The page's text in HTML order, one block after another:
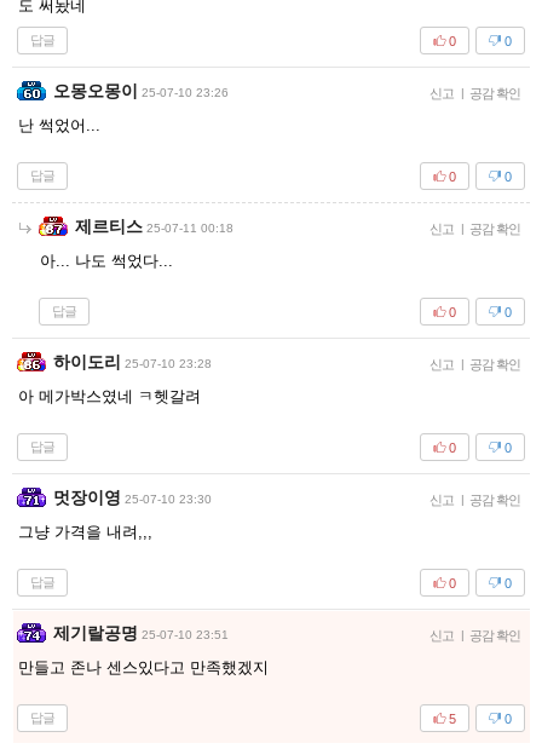
도 써놨네
답글 0
0
오몽오몽이 25-07-10 23:26 신고 | 공감 확인
난 썩었어...
답글 0
0
제르티스 25-07-11 00:18 신고 | 공감 확인
아... 나도 썩었다...
답글 0
0
하이도리 25-07-10 23:28 신고 | 공감 확인
아 메가박스였네 ㅋ헷갈려
답글 0
0
멋장이영 25-07-10 23:30 신고 | 공감 확인
그냥 가격을 내려,,,
답글 0
0
제기랄공명 25-07-10 23:51 신고 | 공감 확인
만들고 존나 센스있다고 만족했겠지
답글 0
5